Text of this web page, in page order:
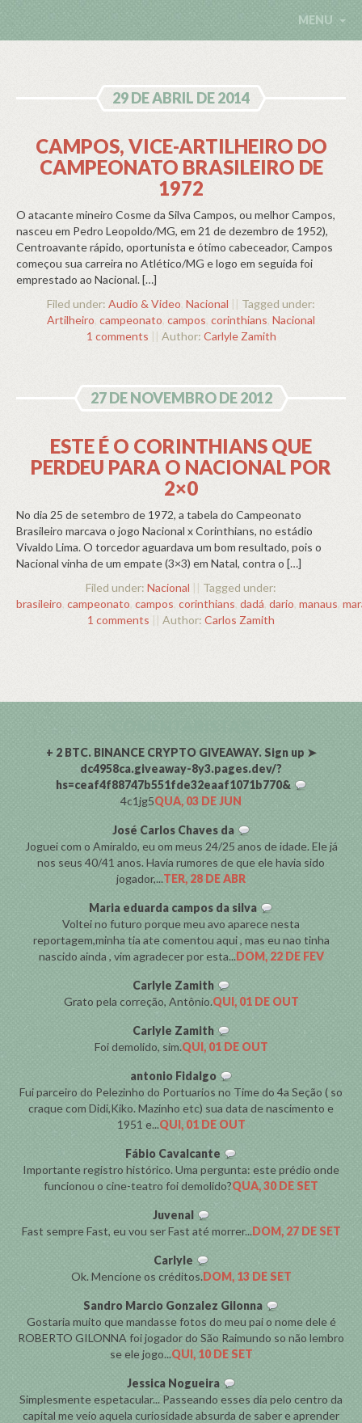
MENU
29 DE ABRIL DE 2014
CAMPOS, VICE-ARTILHEIRO DO
CAMPEONATO BRASILEIRO DE
1972
O atacante mineiro Cosme da Silva Campos, ou melhor Campos,
nasceu em Pedro Leopoldo/MG, em 21 de dezembro de 1952),
Centroavante rápido, oportunista e ótimo cabeceador, Campos
começou sua carreira no Atlético/MG e logo em seguida foi
emprestado ao Nacional. […]
Filed under: Audio & Video, Nacional || Tagged under:
Artilheiro, campeonato, campos, corinthians, Nacional
1 comments || Author: Carlyle Zamith
27 DE NOVEMBRO DE 2012
ESTE É O CORINTHIANS QUE
PERDEU PARA O NACIONAL POR
2×0
No dia 25 de setembro de 1972, a tabela do Campeonato
Brasileiro marcava o jogo Nacional x Corinthians, no estádio
Vivaldo Lima. O torcedor aguardava um bom resultado, pois o
Nacional vinha de um empate (3×3) em Natal, contra o […]
Filed under: Nacional || Tagged under:
brasileiro, campeonato, campos, corinthians, dadá, dario, manaus,
1 comments || Author: Carlos Zamith
+ 2 BTC. BINANCE CRYPTO GIVEAWAY. Sign up ➤
dc4958ca.giveaway-8y3.pages.dev/?
hs=ceaf4f88747b551fde32eaaf1071b770&
4c1jg5QUA, 03 DE JUN
José Carlos Chaves da
Joguei com o Amiraldo, eu om meus 24/25 anos de idade. Ele já
nos seus 40/41 anos. Havia rumores de que ele havia sido
jogador,...TER, 28 DE ABR
Maria eduarda campos da silva
Voltei no futuro porque meu avo aparece nesta
reportagem,minha tia ate comentou aqui , mas eu nao tinha
nascido ainda , vim agradecer por esta...DOM, 22 DE FEV
Carlyle Zamith
Grato pela correção, Antônio.QUI, 01 DE OUT
Carlyle Zamith
Foi demolido, sim.QUI, 01 DE OUT
antonio Fidalgo
Fui parceiro do Pelezinho do Portuarios no Time do 4a Seção ( so
craque com Didi,Kiko. Mazinho etc) sua data de nascimento e
1951 e...QUI, 01 DE OUT
Fábio Cavalcante
Importante registro histórico. Uma pergunta: este prédio onde
funcionou o cine-teatro foi demolido?QUA, 30 DE SET
Juvenal
Fast sempre Fast, eu vou ser Fast até morrer...DOM, 27 DE SET
Carlyle
Ok. Mencione os créditos.DOM, 13 DE SET
Sandro Marcio Gonzalez Gilonna
Gostaria muito que mandasse fotos do meu pai o nome dele é
ROBERTO GILONNA foi jogador do São Raimundo so não lembro
se ele jogo...QUI, 10 DE SET
Jessica Nogueira
Simplesmente espetacular... Passeando esses dia pelo centro da
capital me veio aquela curiosidade absurda de saber e aprender